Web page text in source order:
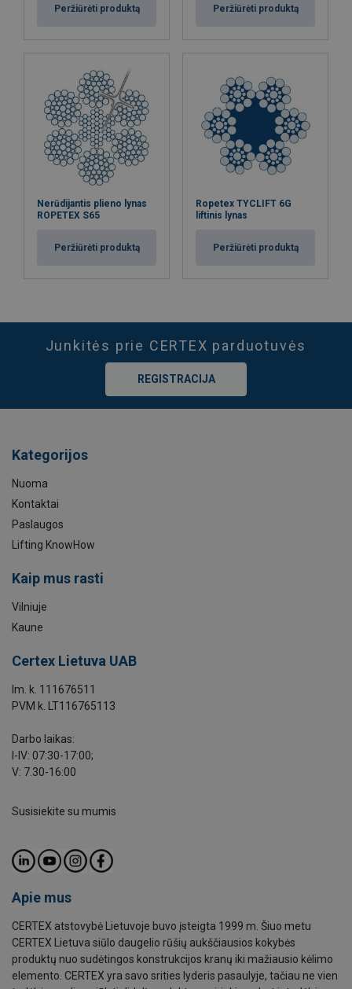
Peržiūrėti produktą Peržiūrėti produktą
Nerūdijantis plieno lynas
ROPETEX S65
Peržiūrėti produktą
Ropetex TYCLIFT 6G
liftinis lynas
Peržiūrėti produktą
Junkitės prie CERTEX parduotuvės
REGISTRACIJA
Kategorijos
Nuoma
Kontaktai
Paslaugos
Lifting KnowHow
Kaip mus rasti
Vilniuje
Kaune
Certex Lietuva UAB
Im. k. 111676511
PVM k. LT116765113
Darbo laikas:
I-IV: 07:30-17:00;
V: 7.30-16:00
Susisiekite su mumis
Apie mus
CERTEX atstovybė Lietuvoje buvo įsteigta 1999 m. Šiuo metu
CERTEX Lietuva siūlo daugelio rūšių aukščiausios kokybės
produktų nuo sudėtingos konstrukcijos kranų iki mažiausio kėlimo
elemento. CERTEX yra savo srities lyderis pasaulyje, tačiau ne vien